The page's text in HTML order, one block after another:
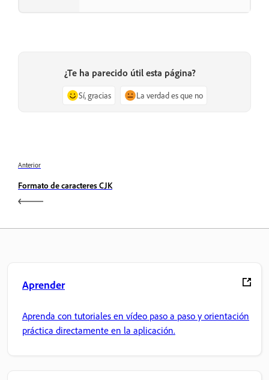
¿Te ha parecido útil esta página?
Sí, gracias La verdad es que no
Anterior
Formato de caracteres CJK
Aprender
Aprenda con tutoriales en vídeo paso a paso y orientación
práctica directamente en la aplicación.